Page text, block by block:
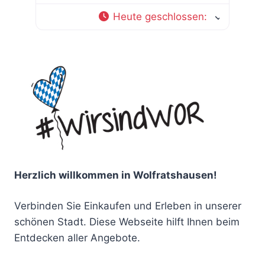
Heute geschlossen:
Herzlich willkommen in Wolfratshausen!
Verbinden Sie Einkaufen und Erleben in unserer
schönen Stadt. Diese Webseite hilft Ihnen beim
Entdecken aller Angebote.